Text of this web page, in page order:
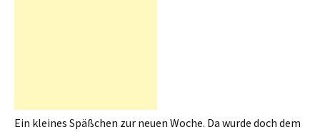
Ein kleines Späßchen zur neuen Woche. Da wurde doch dem